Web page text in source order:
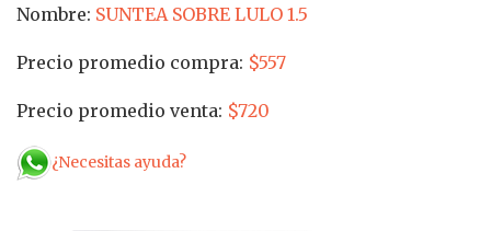
Nombre: SUNTEA SOBRE LULO 1.5
Precio promedio compra: $557
Precio promedio venta: $720
¿Necesitas ayuda?